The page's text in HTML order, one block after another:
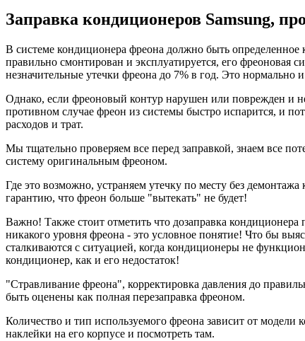
Заправка кондиционеров Samsung,
В системе кондиционера фреона должно быть
правильно смонтирован и эксплуатируется, его фреоновая
незначительные утечки фреона до 7% в год. Это
Однако, если фреоновый контур нарушен или поврежден и
противном случае фреон из системы быстро испарится, и
расходов и трат.
Мы тщательно проверяем все перед заправкой, знаем все
систему оригинальным фреоном.
Где это возможно, устраняем утечку по месту без
гарантию, что фреон больше "вытекать" не будет!
Важно! Также стоит отметить что дозаправка
никакого уровня фреона - это условное понятие! Что бы
сталкиваются с ситуацией, когда кондиционеры не
кондиционер, как и его недостаток!
"Стравливание фреона", корректировка давления до
быть оценены как полная перезаправка фреоном.
Количество и тип используемого фреона зависит от
наклейки на его корпусе и посмотреть там.